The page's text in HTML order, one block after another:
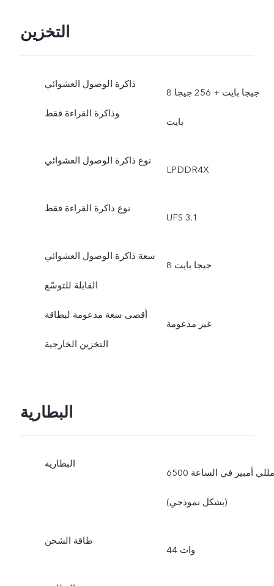
التخزين
ذاكرة الوصول العشوائي
وذاكرة القراءة فقط
8 جيجا بايت + 256 جيجا
بايت
نوع ذاكرة الوصول العشوائي
LPDDR4X
نوع ذاكرة القراءة فقط
UFS 3.1
سعة ذاكرة الوصول العشوائي
القابلة للتوسّع
8 جيجا بايت
أقصى سعة مدعومة لبطاقة
التخزين الخارجية
غير مدعومة
البطارية
البطارية
6500 مللي أمبير في الساعة
(بشكل نموذجي)
طاقة الشحن
44 وات